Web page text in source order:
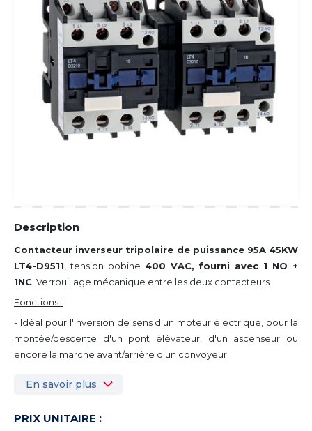
Description
Contacteur inverseur tripolaire de puissance 95A 45KW
LT4-D9511 , tension bobine 400 VAC, fourni avec 1 NO +
1NC Verrouillage mécanique entre les deux contacteurs
Fonctions :
- Idéal pour l'inversion de sens d'un moteur électrique, pour la
montée/descente d'un pont élévateur, d'un ascenseur ou
encore la marche avant/arrière d'un convoyeur.
En savoir plus
PRIX UNITAIRE :